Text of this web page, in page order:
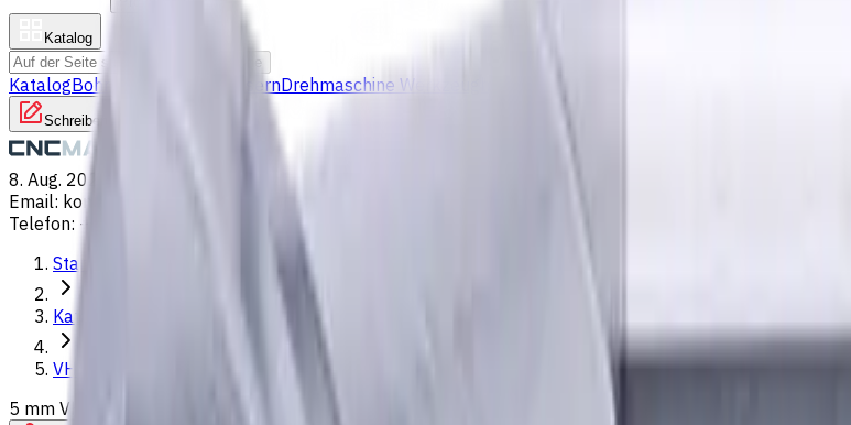
Katalog
Suche
KatalogBohrer VHM SchaftfräsernDrehmaschine Werkzeughalter Wendeschneidplatten Drehen
Schreiben Sie uns
8. Aug. 2026, 14:44
Email: kontakt@CNCmarket.de
Telefon: +4915256247898
Startseite
Katalog
VHM Schaftfräsern
5 mm VHM Schaftfräser, 2 Schneiden, Kugelkopf, Standardlänge, Für P, M, K Materialien, AlCrN beschichtet